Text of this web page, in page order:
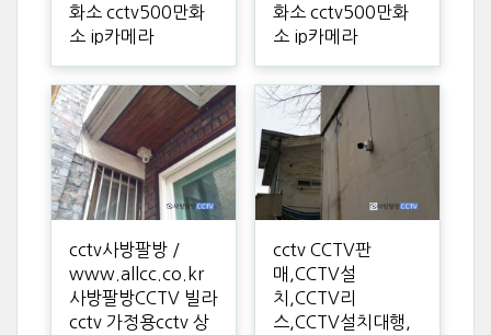
화소 cctv500만화
소 ip카메라
화소 cctv500만화
소 ip카메라
cctv사방팔방 /
www.allcc.co.kr
사방팔방CCTV 빌라
cctv 가정용cctv 상
cctv CCTV판
매,CCTV설
치,CCTV리
스,CCTV설치대행,